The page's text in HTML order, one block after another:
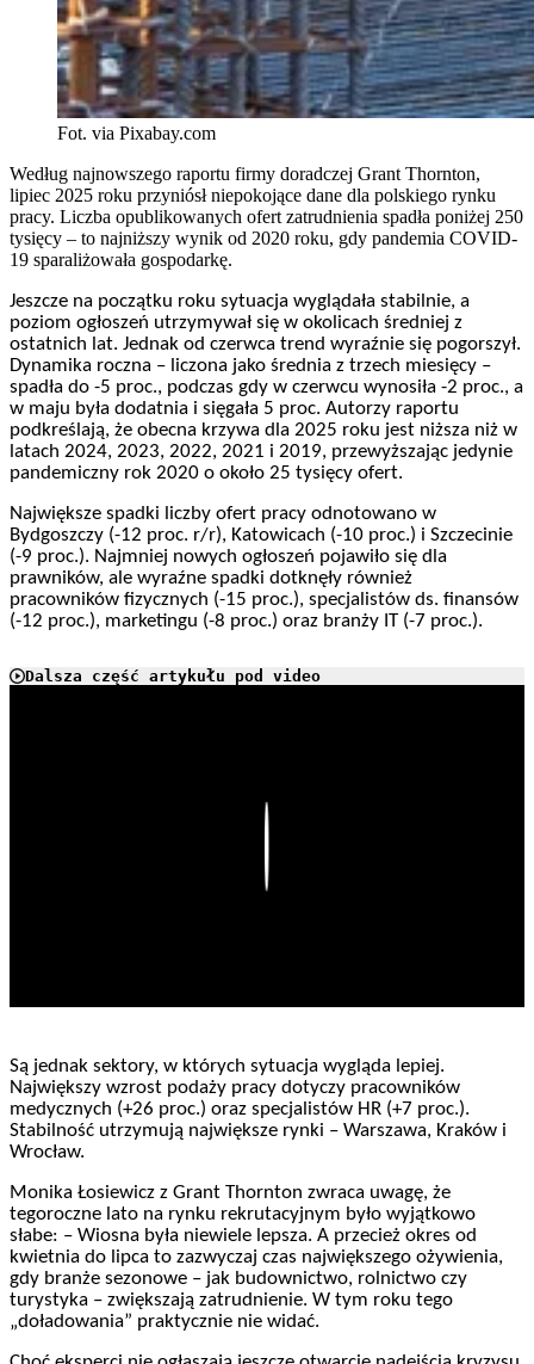
Fot. via Pixabay.com
Według najnowszego raportu firmy doradczej Grant Thornton,
lipiec 2025 roku przyniósł niepokojące dane dla polskiego rynku
pracy. Liczba opublikowanych ofert zatrudnienia spadła poniżej 250
tysięcy – to najniższy wynik od 2020 roku, gdy pandemia COVID-
19 sparaliżowała gospodarkę.
Jeszcze na początku roku sytuacja wyglądała stabilnie, a
poziom ogłoszeń utrzymywał się w okolicach średniej z
ostatnich lat. Jednak od czerwca trend wyraźnie się pogorszył.
Dynamika roczna – liczona jako średnia z trzech miesięcy –
spadła do -5 proc., podczas gdy w czerwcu wynosiła -2 proc., a
w maju była dodatnia i sięgała 5 proc. Autorzy raportu
podkreślają, że obecna krzywa dla 2025 roku jest niższa niż w
latach 2024, 2023, 2022, 2021 i 2019, przewyższając jedynie
pandemiczny rok 2020 o około 25 tysięcy ofert.
Największe spadki liczby ofert pracy odnotowano w
Bydgoszczy (-12 proc. r/r), Katowicach (-10 proc.) i Szczecinie
(-9 proc.). Najmniej nowych ogłoszeń pojawiło się dla
prawników, ale wyraźne spadki dotknęły również
pracowników fizycznych (-15 proc.), specjalistów ds. finansów
(-12 proc.), marketingu (-8 proc.) oraz branży IT (-7 proc.).
Dalsza część artykułu pod video
Są jednak sektory, w których sytuacja wygląda lepiej.
Największy wzrost podaży pracy dotyczy pracowników
medycznych (+26 proc.) oraz specjalistów HR (+7 proc.).
Stabilność utrzymują największe rynki – Warszawa, Kraków i
Wrocław.
Monika Łosiewicz z Grant Thornton zwraca uwagę, że
tegoroczne lato na rynku rekrutacyjnym było wyjątkowo
słabe: – Wiosna była niewiele lepsza. A przecież okres od
kwietnia do lipca to zazwyczaj czas największego ożywienia,
gdy branże sezonowe – jak budownictwo, rolnictwo czy
turystyka – zwiększają zatrudnienie. W tym roku tego
„doładowania” praktycznie nie widać.